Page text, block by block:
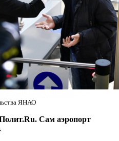
ЯНАО
Сам аэропорт